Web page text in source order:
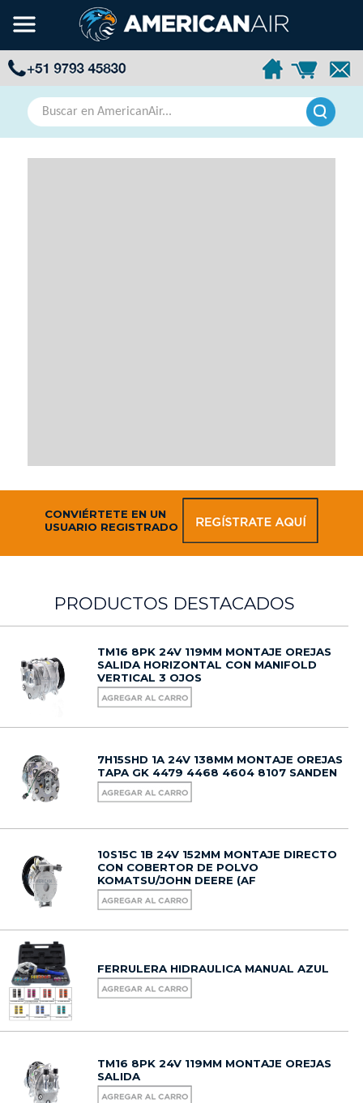
CONVIÉRTETE EN UN
USUARIO REGISTRADO
PRODUCTOS DESTACADOS
TM16 8PK 24V 119MM MONTAJE OREJAS
SALIDA HORIZONTAL CON MANIFOLD
VERTICAL 3 OJOS
7H15SHD 1A 24V 138MM MONTAJE OREJAS
TAPA GK 4479 4468 4604 8107 SANDEN
10S15C 1B 24V 152MM MONTAJE DIRECTO
CON COBERTOR DE POLVO
KOMATSU/JOHN DEERE (AF
FERRULERA HIDRAULICA MANUAL AZUL
TM16 8PK 24V 119MM MONTAJE OREJAS
SALIDA